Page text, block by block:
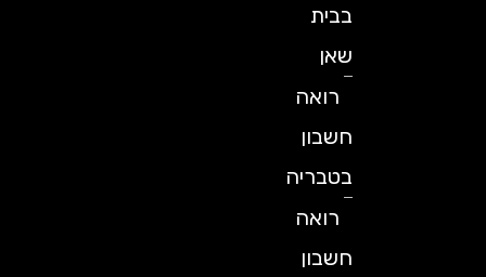
בבית
רואה
חשבון
בטבריה
רואה
חשבון